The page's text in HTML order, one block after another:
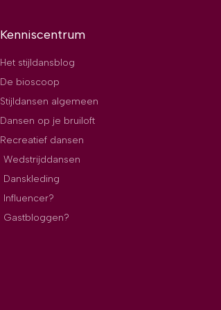
Kenniscentrum
Het stijldansblog
De bioscoop
Stijldansen algemeen
Dansen op je bruiloft
Recreatief dansen
Wedstrijddansen
Danskleding
Influencer?
Gastbloggen?